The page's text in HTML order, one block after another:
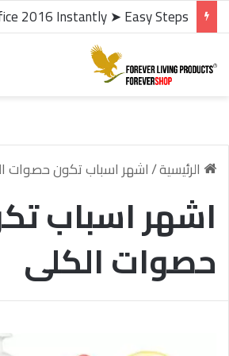
الرئيسية/اشهر اسباب تكون حصوات
اشهر اسباب
حصوات الكلى